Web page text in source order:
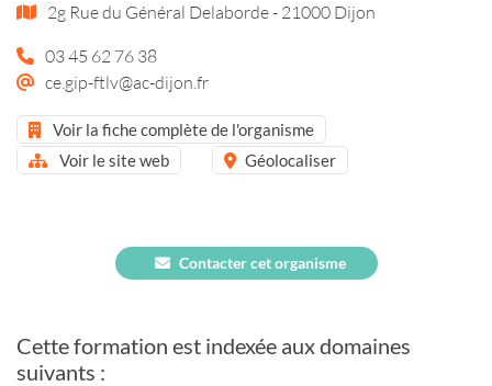
2g Rue du Général Delaborde - 21000 Dijon
03 45 62 76 38
ce.gip-ftlv@ac-dijon.fr
Voir la fiche complète de l'organisme
Voir le site web
Géolocaliser
Contacter cet organisme
Cette formation est indexée aux domaines
suivants :